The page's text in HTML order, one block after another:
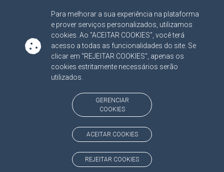
Para melhorar a sua experiência na plataforma
e prover serviços personalizados, utilizamos
cookies. Ao "ACEITAR COOKIES", você terá
acesso a todas as funcionalidades do site. Se
clicar em "REJEITAR COOKIES", apenas os
cookies estritamente necessários serão
utilizados.
GERENCIAR
COOKIES
ACEITAR COOKIES
REJEITAR COOKIES
Campo Grande/MS
CEP: 79031-310
SIGA NOSSAS REDES SOCIAIS
Linked InYoutube
Facebook
X
BAIXE NOSSO APLICATIVO
https://www.tce.ms.gov.br